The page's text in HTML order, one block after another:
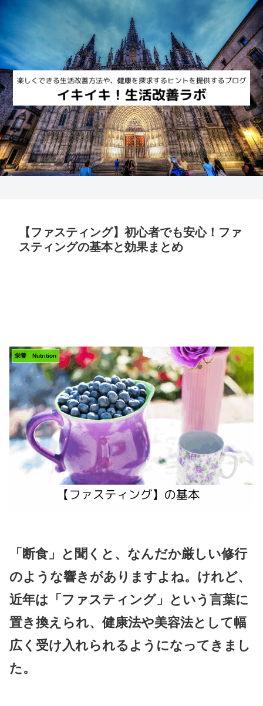
【ファスティング】初心者でも安心！ファ
スティングの基本と効果まとめ
栄養 Nutrition
「断食」と聞くと、なんだか厳しい修行
のような響きがありますよね。けれど、
近年は「 ファスティング」という言葉に
置き換えられ、健康法や美容法として幅
広く受け入れられるようになってきまし
た。